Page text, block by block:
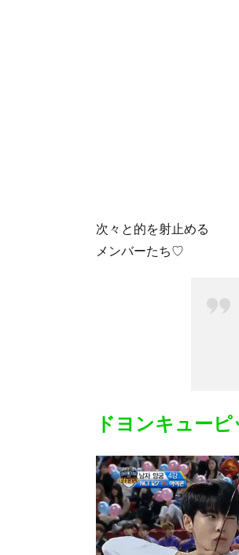
次々と的を射止める
メンバーたち♡
ドヨンキュー